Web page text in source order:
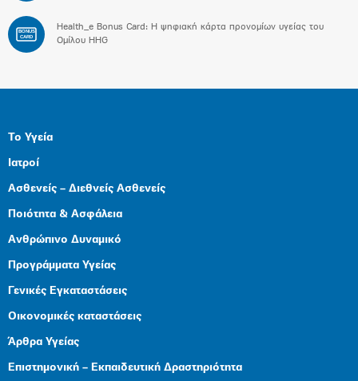
BONUS
CARD
Health_e Bonus Card: H ψηφιακή κάρτα προνομίων υγείας του
Ομίλου HHG
Το Υγεία
Ιατροί
Ασθενείς – Διεθνείς Ασθενείς
Ποιότητα & Ασφάλεια
Ανθρώπινο Δυναμικό
Προγράμματα Υγείας
Γενικές Εγκαταστάσεις
Οικονομικές καταστάσεις
Άρθρα Υγείας
Επιστημονική – Εκπαιδευτική Δραστηριότητα